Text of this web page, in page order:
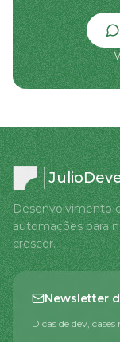
Desenvolvimento
automações para
crescer.
Newsletter
Dicas de dev,